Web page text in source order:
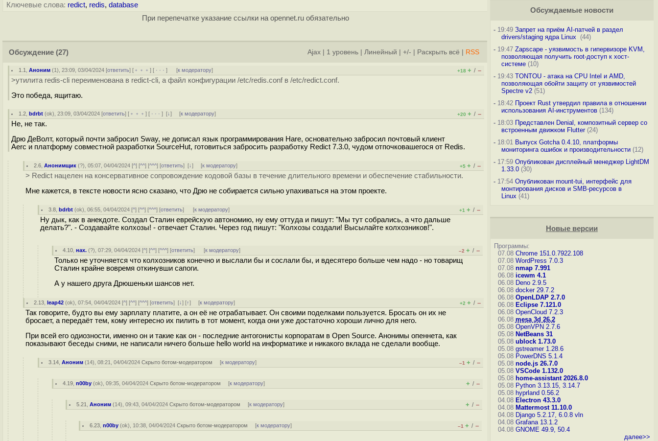
Ключевые слова: redict, redis, database
При перепечатке указание ссылки на opennet.ru обязательно
Обсуждение (27) Ajax 1 уровень Линейный +/- Раскрыть всё RSS
1.1 ,Аноним (1), 23:09, 03/04/2024 [ответить] [ ﹢﹢﹢] [ · · ·] [к модератору] +18 + / –
>утилита redis-cli переименована в redict-cli, а файл конфигурации /etc/redis.conf в /etc/redict.conf.
Это победа, ящитаю.
1.2 ,bdrbt (ok), 23:09, 03/04/2024 [ответить] [ ﹢﹢﹢] [ · · ·][↓] [к модератору] +20 + / –
Не, не так.
Дрю ДеВолт, который почти забросил Sway, не дописал язык программирования Hare, основательно забросил почтовый клиент
Aerc и платформу совместной разработки SourceHut, готовиться забросить разработку Redict 7.3.0, чудом отпочковашегося от Redis.
2.6 ,Анонимщик (?), 05:07, 04/04/2024 [^] [^^] [^^^] [ответить][↓] [к модератору] +5 + / –
> Redict нацелен на консервативное сопровождение кодовой базы в течение длительного времени и обеспечение стабильности.
Мне кажется, в тексте новости ясно сказано, что Дрю не собирается сильно упахиваться на этом проекте.
3.8 ,bdrbt (ok), 06:55, 04/04/2024 [^] [^^] [^^^] [ответить] [к модератору] +1 + / –
Ну дык, как в анекдоте. Создал Сталин еврейскую автономию, ну ему оттуда и пишут: "Мы тут собрались, а что дальше
делать?". - Создавайте колхозы! - отвечает Сталин. Через год пишут: "Колхозы создали! Высылайте колхозников!".
4.10 ,нах. (?), 07:29, 04/04/2024 [^] [^^] [^^^] [ответить] [к модератору] –2 + / –
Только не уточняется что колхозников конечно и выслали бы и сослали бы, и вдесятеро больше чем надо - но товарищ
Сталин крайне вовремя откинувши сапоги.
А у нашего друга Дрюшеньки шансов нет.
2.13 ,leap42 (ok), 07:54, 04/04/2024 [^] [^^] [^^^] [ответить][↓] [↑] [к модератору] +2 + / –
Так говорите, будто вы ему зарплату платите, а он её не отрабатывает. Он своими поделками пользуется. Бросать он их не
бросает, а передаёт тем, кому интересно их пилить в тот момент, когда они уже достаточно хороши лично для него.
При всей его одиозности, именно он и такие как он - последние антогонисты корпоратам в Open Source. Анонимы опеннета, как
показывают беседы сними, не написали ничего больше hello world на информатике и никакого вклада не сделали вообще.
3.14 ,Аноним (14), 08:21, 04/04/2024Скрыто ботом-модератором [к модератору] –1 + / –
4.19 ,n00by (ok), 09:35, 04/04/2024Скрыто ботом-модератором [к модератору] + / –
5.21 ,Аноним (14), 09:43, 04/04/2024Скрыто ботом-модератором [к модератору] + / –
6.23 ,n00by (ok), 10:38, 04/04/2024Скрыто ботом-модератором [к модератору] –1 + / –
Обсуждаемые новости
-19:49 Запрет на приём AI-патчей в раздел
drivers/staging ядра Linux
(44)
-19:47 Zapscape - уязвимость в гипервизоре KVM,
позволяющая получить root-доступ к хост-
системе(10)
-19:43 TONTOU - атака на CPU Intel и AMD,
позволяющая обойти защиту от уязвимостей
Spectre v2(51)
-18:42 Проект Rust утвердил правила в отношении
использования AI-инструментов(134)
-18:03 Представлен Denial, композитный сервер со
встроенным движком Flutter(24)
-18:01 Выпуск Gotcha 0.4.10, платформы
мониторинга ошибок и производительности(12)
-17:59 Опубликован дисплейный менеджер LightDM
1.33.0(30)
-17:54 Опубликован mount-tui, интерфейс для
монтирования дисков и SMB-ресурсов в
Linux (41)
Новые версии
Программы:
07.08 Chrome 151.0.7922.108
07.08 WordPress 7.0.3
07.08 nmap 7.991
06.08 icewm 4.1
06.08 Deno 2.9.5
06.08 docker 29.7.2
06.08 OpenLDAP 2.7.0
06.08 Eclipse 7.121.0
06.08 OpenCloud 7.2.3
06.08 mesa 3d 26.2
05.08 OpenVPN 2.7.6
05.08 NetBeans 31
05.08 ublock 1.73.0
05.08 gstreamer 1.28.6
05.08 PowerDNS 5.1.4
05.08 node.js 26.7.0
05.08 VSCode 1.132.0
05.08 home-assistant 2026.8.0
05.08 Python 3.13.15, 3.14.7
05.08 hyprland 0.56.2
04.08 Electron 43.3.0
04.08 Mattermost 11.10.0
04.08 Django 5.2.17, 6.0.8 vln
04.08 Grafana 13.1.2
04.08 GNOME 49.9, 50.4
далее>>